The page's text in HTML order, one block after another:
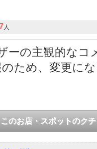
人
ーの主観的なコ
ため、変更に
このお店・スポットのク